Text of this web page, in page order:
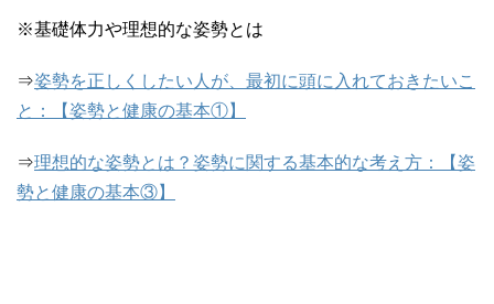
※基礎体力や理想的な姿勢とは
⇒姿勢を正しくしたい人が、最初に頭に入れておきたいこ
と：【姿勢と健康の基本①】
⇒理想的な姿勢とは？姿勢に関する基本的な考え方：【姿
勢と健康の基本③】